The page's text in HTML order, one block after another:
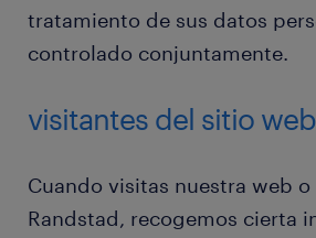
tratamiento de sus datos
controlado conjuntamente.
visitantes del sitio web
Cuando visitas nuestra web
Randstad, recogemos cierta